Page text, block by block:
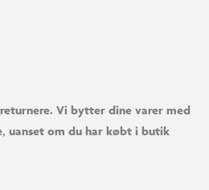
LED-lys alle overflader
lys 7 8 9 10 år elektrisk
Vi bytter dine varer med
uanset om du har købt i butik